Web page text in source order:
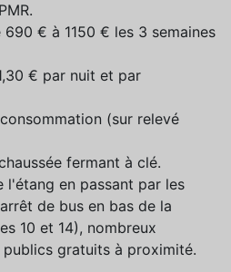
€ à 1150 € les 3 semaines
€ par nuit et par
(sur relevé
fermant à clé.
en passant par les
de bus en bas de la
10 et 14), nombreux
gratuits à proximité.